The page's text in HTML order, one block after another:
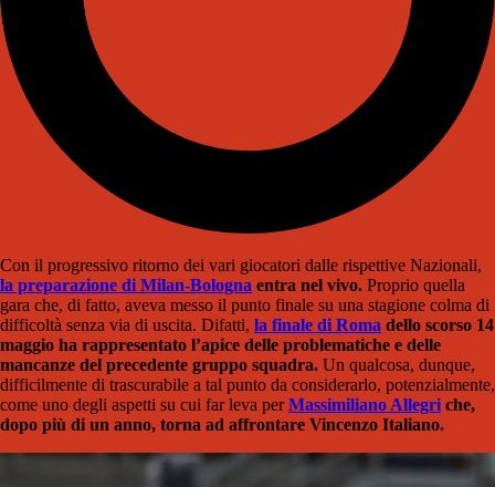
Con il progressivo ritorno dei vari giocatori dalle rispettive Nazionali,
la preparazione di Milan-Bologna entra nel vivo. Proprio quella
gara che, di fatto, aveva messo il punto finale su una stagione colma di
difficoltà senza via di uscita. Difatti, la finale di Roma dello scorso 14
maggio ha rappresentato l’apice delle problematiche e delle
mancanze del precedente gruppo squadra. Un qualcosa, dunque,
difficilmente di trascurabile a tal punto da considerarlo, potenzialmente,
come uno degli aspetti su cui far leva perMassimiliano Allegriche,
dopo più di un anno, torna ad affrontare Vincenzo Italiano.